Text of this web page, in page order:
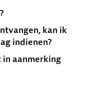
kan ik
indienen?
in aanmerking